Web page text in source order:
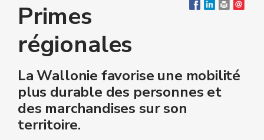
Primes
régionales
La Wallonie favorise une mobilité
plus durable des personnes et
des marchandises sur son
territoire.